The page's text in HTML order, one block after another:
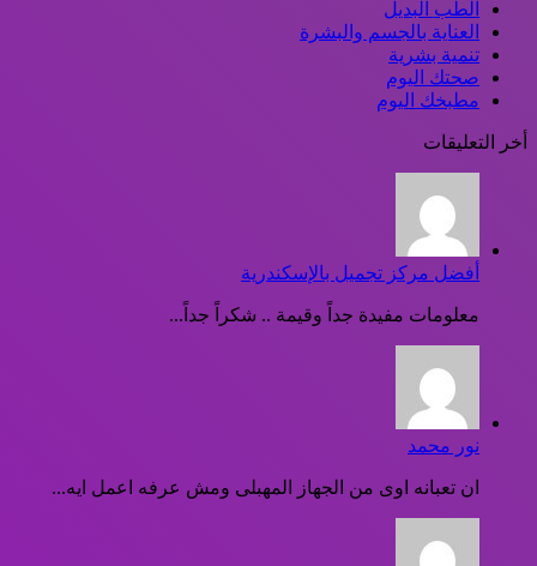
الطب البديل
العناية بالجسم والبشرة
تنمية بشرية
صحتك اليوم
مطبخك اليوم
أخر التعليقات
أفضل مركز تجميل بالإسكندرية
معلومات مفيدة جداً وقيمة .. شكراً جداً...
نور محمد
ان تعبانه اوى من الجهاز المهبلى ومش عرفه اعمل ايه...